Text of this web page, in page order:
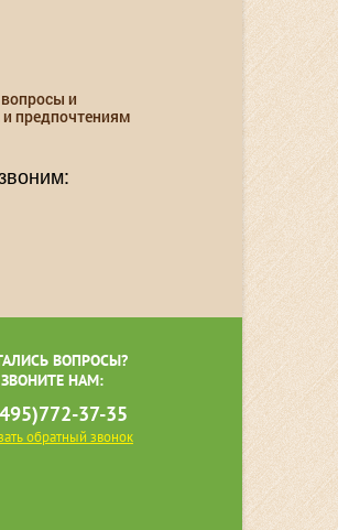
и
предпочтениям
ВОПРОСЫ?
ЗВОНИТЕ НАМ:
37-35
обратный звонок